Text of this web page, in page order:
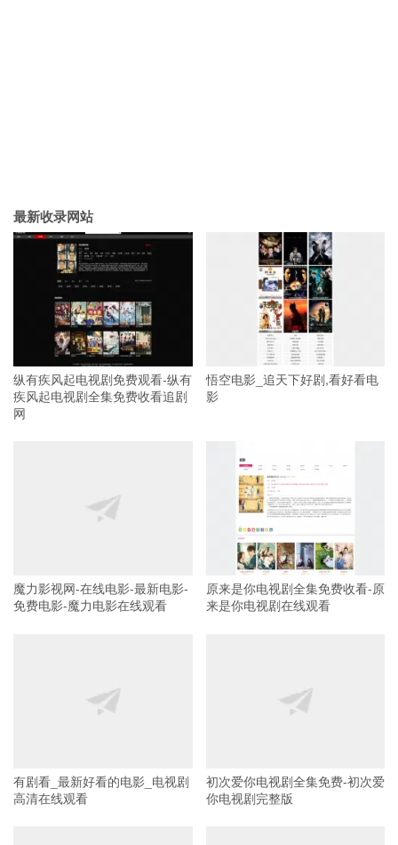
最新收录网站
纵有疾风起电视剧免费观看-纵有
疾风起电视剧全集免费收看追剧
网
悟空电影_追天下好剧,看好看电
影
魔力影视网-在线电影-最新电影-
免费电影-魔力电影在线观看
原来是你电视剧全集免费收看-原
来是你电视剧在线观看
有剧看_最新好看的电影_电视剧
高清在线观看
初次爱你电视剧全集免费-初次爱
你电视剧完整版